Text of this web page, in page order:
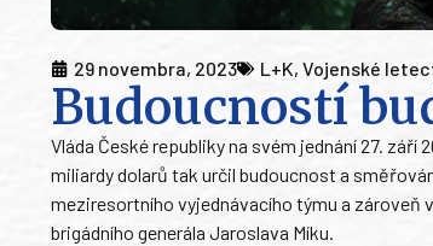
29 novembra, 2023 L+K, Vojenské
Budoucností
Vláda České republiky na svém jednání 27.
miliardy dolarů tak určil budoucnost a
meziresortního vyjednávacího týmu a zároveň
brigádního generála Jaroslava Míku.